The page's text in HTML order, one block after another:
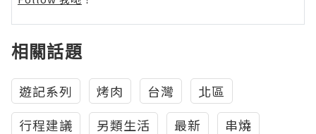
相關話題
遊記系列 烤肉 台灣
北區
行程建議
另類生活 最新
串燒